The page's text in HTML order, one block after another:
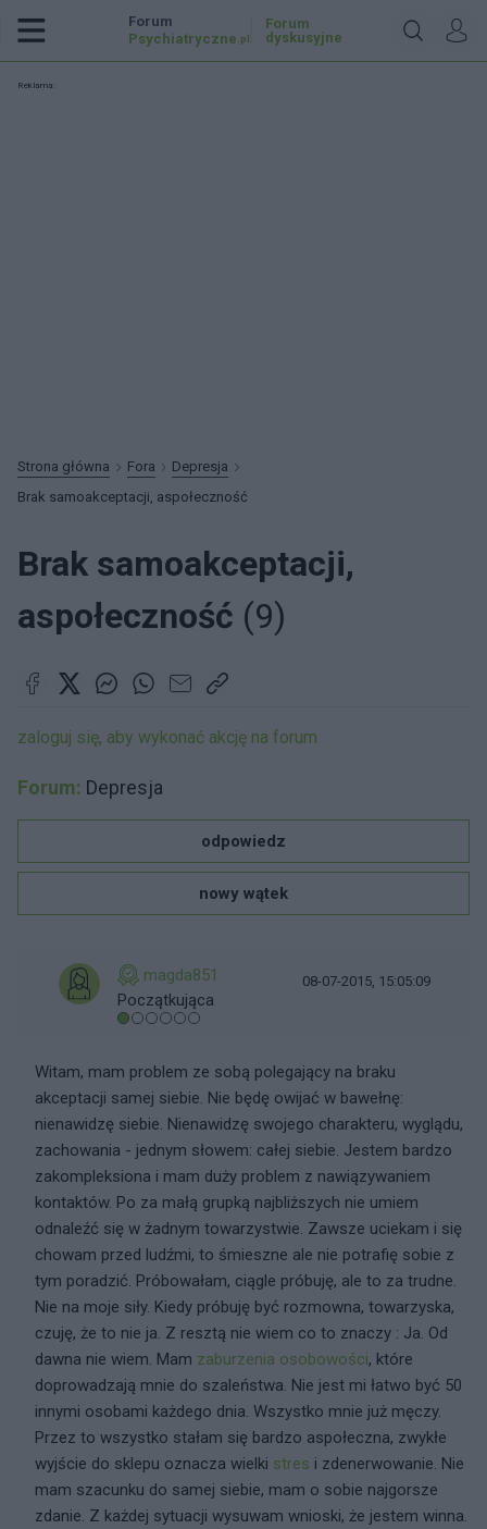
Forum
Psychiatryczne .pl
Forum
dyskusyjne
Reklama:
Strona główna Fora
Depresja
Brak samoakceptacji, aspołeczność
Brak samoakceptacji,
aspołeczność (9)
zaloguj się, aby wykonać akcję na forum
Forum: Depresja
odpowiedz
nowy wątek
magda851
Początkująca
08-07-2015, 15:05:09
Witam, mam problem ze sobą polegający na braku
akceptacji samej siebie. Nie będę owijać w bawełnę:
nienawidzę siebie. Nienawidzę swojego charakteru, wyglądu,
zachowania - jednym słowem: całej siebie. Jestem bardzo
zakompleksiona i mam duży problem z nawiązywaniem
kontaktów. Po za małą grupką najbliższych nie umiem
odnaleźć się w żadnym towarzystwie. Zawsze uciekam i się
chowam przed ludźmi, to śmieszne ale nie potrafię sobie z
tym poradzić. Próbowałam, ciągle próbuję, ale to za trudne.
Nie na moje siły. Kiedy próbuję być rozmowna, towarzyska,
czuję, że to nie ja. Z resztą nie wiem co to znaczy : Ja. Od
dawna nie wiem. Mam zaburzenia osobowości, które
doprowadzają mnie do szaleństwa. Nie jest mi łatwo być 50
innymi osobami każdego dnia. Wszystko mnie już męczy.
Przez to wszystko stałam się bardzo aspołeczna, zwykłe
wyjście do sklepu oznacza wielki stres i zdenerwowanie. Nie
mam szacunku do samej siebie, mam o sobie najgorsze
zdanie. Z każdej sytuacji wysuwam wnioski, że jestem winna.